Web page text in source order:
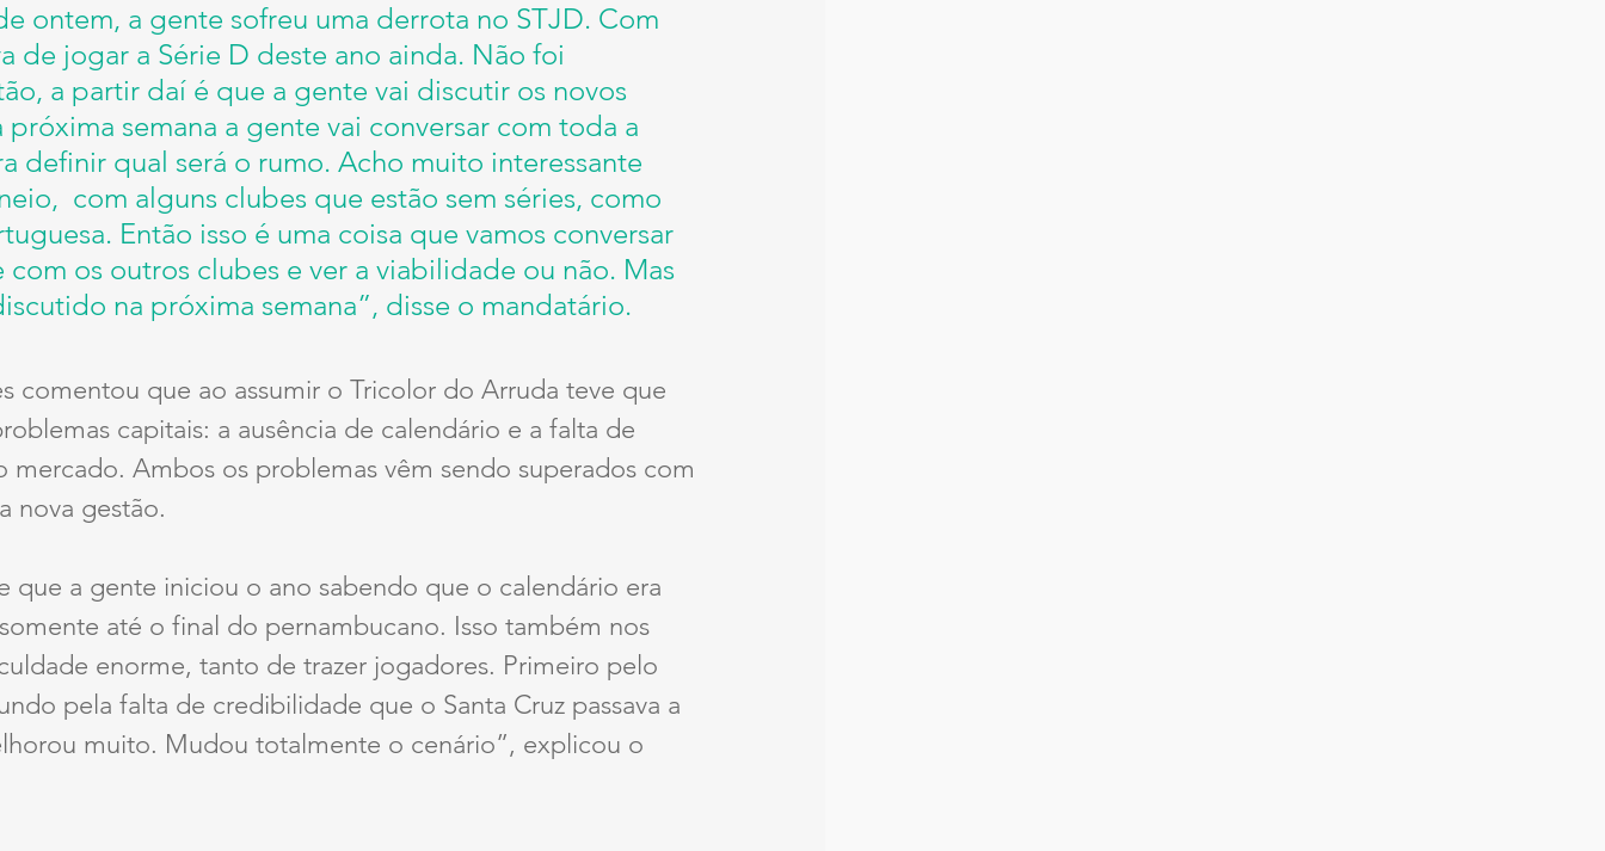
ontem, a gente sofreu uma derrota no STJD. Com
de jogar a Série D deste ano ainda. Não foi
a partir daí é que a gente vai discutir os novos
próxima semana a gente vai conversar com toda a
definir qual será o rumo. Acho muito interessante
com alguns clubes que estão sem séries, como
Então isso é uma coisa que vamos conversar
os outros clubes e ver a viabilidade ou não. Mas
na próxima semana”, disse o mandatário.
comentou que ao assumir o Tricolor do Arruda teve que
capitais: a ausência de calendário e a falta de
mercado. Ambos os problemas vêm sendo superados com
nova gestão.
que a gente iniciou o ano sabendo que o calendário era
até o final do pernambucano. Isso também nos
enorme, tanto de trazer jogadores. Primeiro pelo
pela falta de credibilidade que o Santa Cruz passava a
muito. Mudou totalmente o cenário”, explicou o